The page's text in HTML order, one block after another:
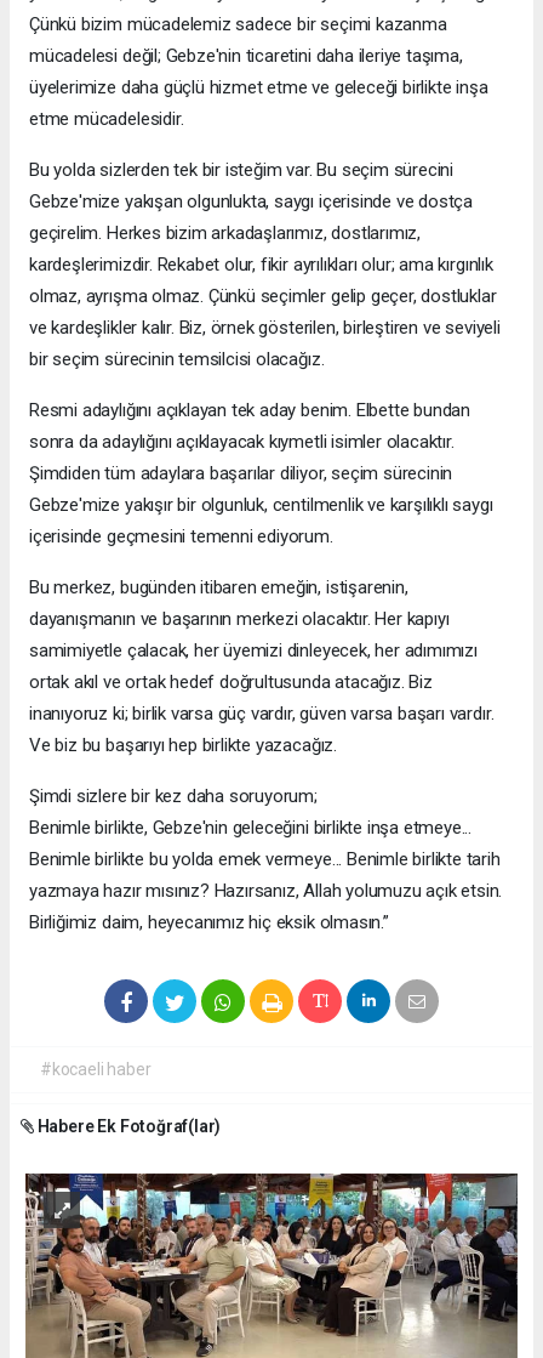
Çünkü bizim mücadelemiz sadece bir seçimi kazanma
mücadelesi değil; Gebze'nin ticaretini daha ileriye taşıma,
üyelerimize daha güçlü hizmet etme ve geleceği birlikte inşa
etme mücadelesidir.
Bu yolda sizlerden tek bir isteğim var. Bu seçim sürecini
Gebze'mize yakışan olgunlukta, saygı içerisinde ve dostça
geçirelim. Herkes bizim arkadaşlarımız, dostlarımız,
kardeşlerimizdir. Rekabet olur, fikir ayrılıkları olur; ama kırgınlık
olmaz, ayrışma olmaz. Çünkü seçimler gelip geçer, dostluklar
ve kardeşlikler kalır. Biz, örnek gösterilen, birleştiren ve seviyeli
bir seçim sürecinin temsilcisi olacağız.
Resmi adaylığını açıklayan tek aday benim. Elbette bundan
sonra da adaylığını açıklayacak kıymetli isimler olacaktır.
Şimdiden tüm adaylara başarılar diliyor, seçim sürecinin
Gebze'mize yakışır bir olgunluk, centilmenlik ve karşılıklı saygı
içerisinde geçmesini temenni ediyorum.
Bu merkez, bugünden itibaren emeğin, istişarenin,
dayanışmanın ve başarının merkezi olacaktır. Her kapıyı
samimiyetle çalacak, her üyemizi dinleyecek, her adımımızı
ortak akıl ve ortak hedef doğrultusunda atacağız. Biz
inanıyoruz ki; birlik varsa güç vardır, güven varsa başarı vardır.
Ve biz bu başarıyı hep birlikte yazacağız.
Şimdi sizlere bir kez daha soruyorum;
Benimle birlikte, Gebze'nin geleceğini birlikte inşa etmeye...
Benimle birlikte bu yolda emek vermeye... Benimle birlikte tarih
yazmaya hazır mısınız? Hazırsanız, Allah yolumuzu açık etsin.
Birliğimiz daim, heyecanımız hiç eksik olmasın.”
#kocaeli haber
Habere Ek Fotoğraf(lar)